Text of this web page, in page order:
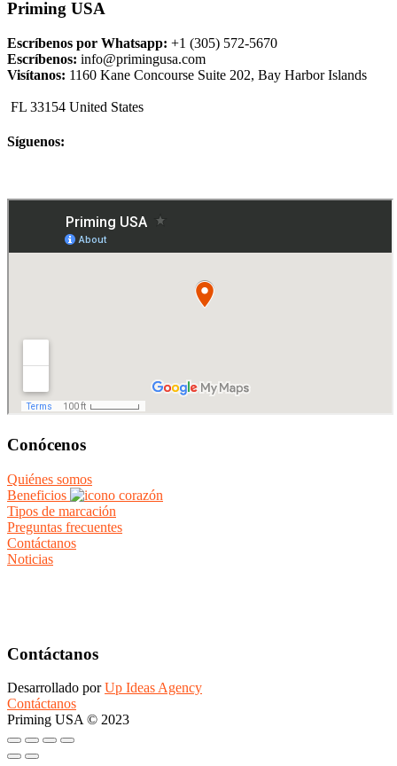
Priming USA
Escríbenos por Whatsapp: +1 (305) 572-5670
Escríbenos: info@primingusa.com
Visítanos: 1160 Kane Concourse Suite 202, Bay Harbor Islands
FL 33154 United States
Síguenos:
Conócenos
Quiénes somos
Beneficios
Tipos de marcación
Preguntas frecuentes
Contáctanos
Noticias
Contáctanos
Desarrollado porUp Ideas Agency
Contáctanos
Priming USA © 2023